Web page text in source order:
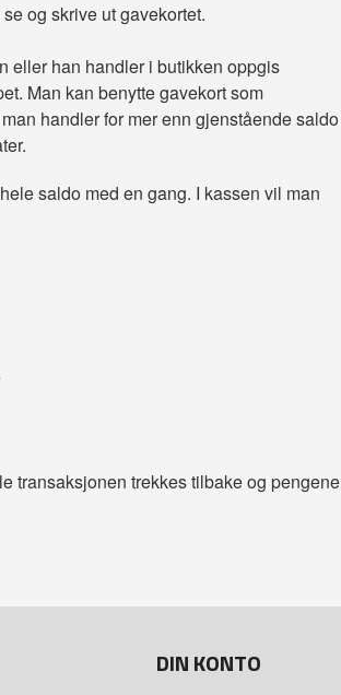
og skrive ut gavekortet.
eller han handler i butikken oppgis
Man kan benytte gavekort som
handler for mer enn gjenstående saldo
saldo med en gang. I kassen vil man
transaksjonen trekkes tilbake og pengene
DIN KONTO